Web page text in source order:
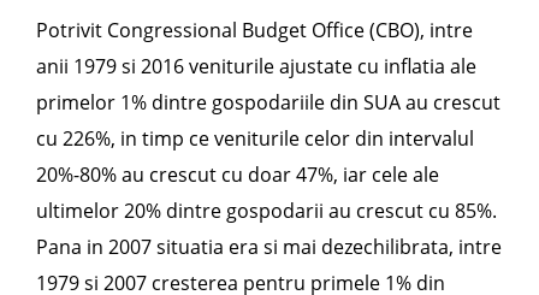
Potrivit Congressional Budget Office (CBO), intre
anii 1979 si 2016 veniturile ajustate cu inflatia ale
primelor 1% dintre gospodariile din SUA au crescut
cu 226%, in timp ce veniturile celor din intervalul
20%-80% au crescut cu doar 47%, iar cele ale
ultimelor 20% dintre gospodarii au crescut cu 85%.
Pana in 2007 situatia era si mai dezechilibrata, intre
1979 si 2007 cresterea pentru primele 1% din